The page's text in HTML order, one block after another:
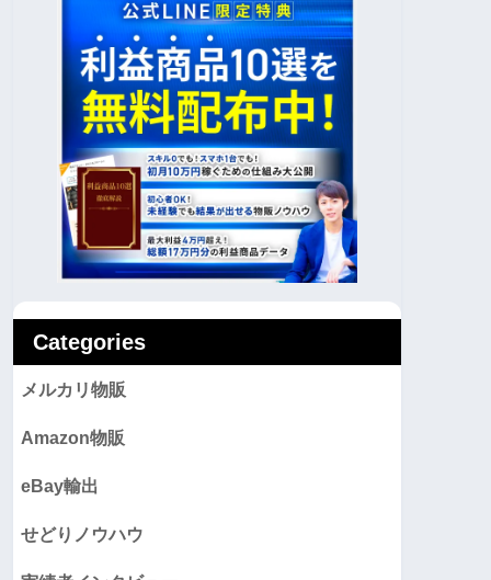
Categories
メルカリ物販
Amazon物販
eBay輸出
せどりノウハウ